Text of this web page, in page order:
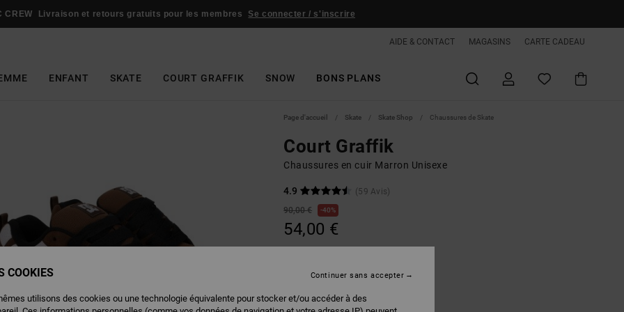
CREW Livraison et retours gratuits pour les membres Se connecter / s'inscrire
AIDE & CONTACT MAGASINS CARTE CADEAU
ENFANT SKATE COURT GRAFFIK SNOW BONS PLANS
Page d'accueil Skate Skate Shop Chaussures de Skate
Court Graffik
Chaussures en cuir Marron Unisexe
4.9
(59 Avis)
90,00 €
40%
54,00 €
Brown/white
COOKIES
utilisons des cookies ou une technologie équivalente pour stocker et/ou accéder à des
Continuer sans accepter